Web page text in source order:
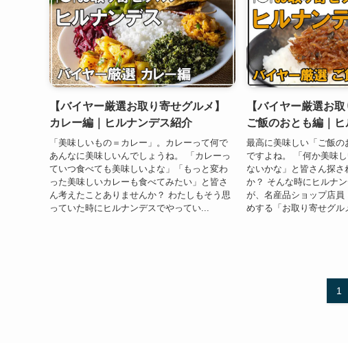
【バイヤー厳選お取り寄せグルメ】
カレー編｜ヒルナンデス紹介
「美味しいもの＝カレー」。カレーって何で
あんなに美味しいんでしょうね。 「カレーっ
ていつ食べても美味しいよな」「もっと変わ
った美味しいカレーも食べてみたい」と皆さ
ん考えたことありませんか？ わたしもそう思
っていた時にヒルナンデスでやってい...
【バイヤー厳選お取
ご飯のおとも編｜
最高に美味しい「ご飯の
ですよね。 「何か美味
ないかな」と皆さん探さ
か？ そんな時にヒルナ
が、名産品ショップ店員
めする「お取り寄せグル
1